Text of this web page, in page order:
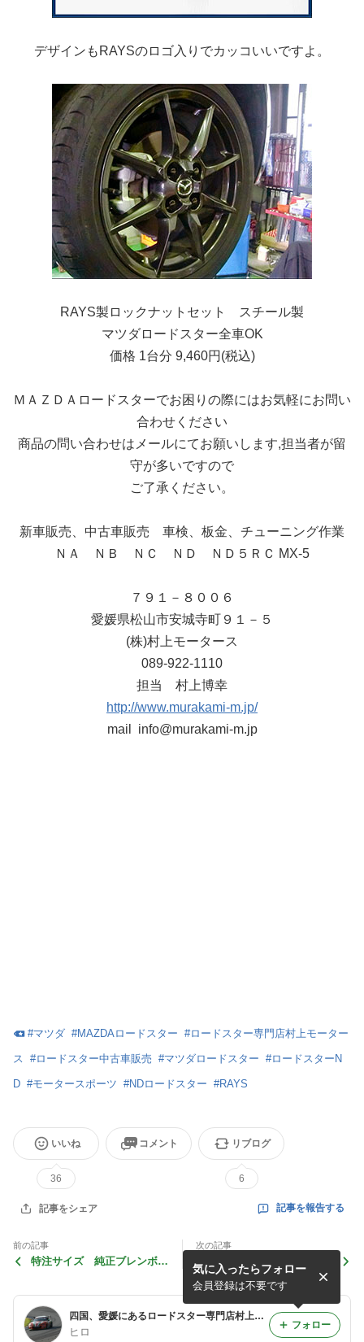
デザインもRAYSのロゴ入りでカッコいいですよ。
RAYS製ロックナットセット スチール製
マツダロードスター全車OK
価格 1台分 9,460円(税込)
ＭＡＺＤＡロードスターでお困りの際にはお気軽にお問い
合わせください
商品の問い合わせはメールにてお願いします,担当者が留
守が多いですので
ご了承ください。
新車販売、中古車販売 車検、板金、チューニング作業
ＮＡ ＮＢ ＮＣ ＮＤ ＮＤ５ＲＣ MX-5
７９１－８００６
愛媛県松山市安城寺町９１－５
(株)村上モータース
089-922-1110
担当 村上博幸
http://www.murakami-m.jp/
mail info@murakami-m.jp
#マツダ #MAZDAロードスター #ロードスター専門店村上モーター
ス #ロードスター中古車販売 #マツダロードスター #ロードスターN
D #モータースポーツ #NDロードスター #RAYS
いいね
36
コメント リブログ
6
記事をシェア 記事を報告する
前の記事
特注サイズ 純正ブレンボ対
次の記事
好評頂いてます通販 NC,N
DロードスターECUチューニ
ング作業”
四国、愛媛にあるロードスター専門店村上モータースのスーパー耐久参戦日記 NDロードスター 愛媛 四国
ヒロ
気に入ったらフォロー
会員登録は不要です
フォロー